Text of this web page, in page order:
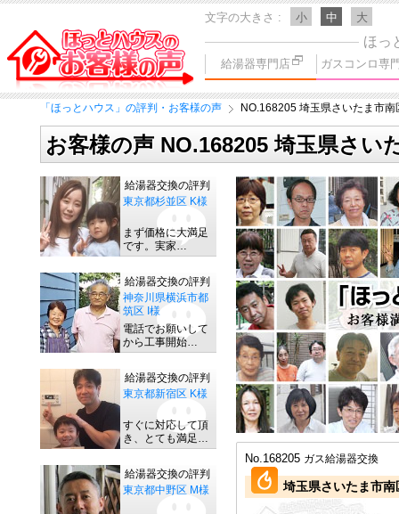
文字の大きさ 小 中 大
ほっ
給湯器専門店 ガスコンロ専
「ほっとハウス」の評判・お客様の声 NO.168205 埼玉県さいたま市南
お客様の声 NO.168205 埼玉県さい
No.168205 ガス給湯器交換
埼玉県さいたま市南
給湯器交換の評判
東京都杉並区 K様
まず価格に大満足
です。実家…
給湯器交換の評判
神奈川県横浜市都
筑区 I様
電話でお願いして
から工事開始…
給湯器交換の評判
東京都新宿区 K様
すぐに対応して頂
き、とても満足…
給湯器交換の評判
東京都中野区 M様